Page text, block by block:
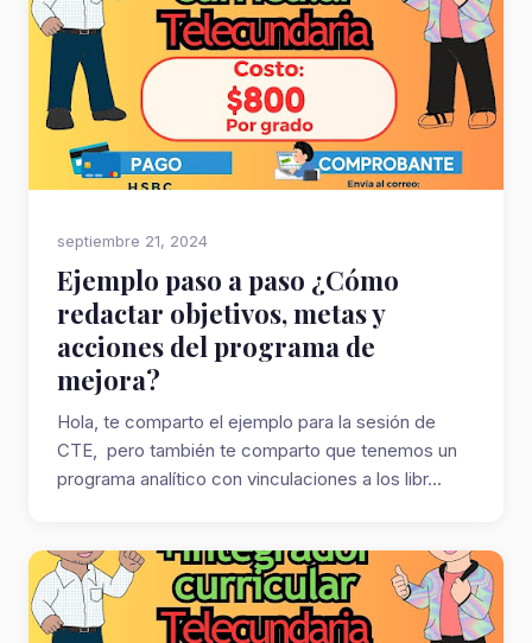
septiembre 21, 2024
Ejemplo paso a paso ¿Cómo
redactar objetivos, metas y
acciones del programa de
mejora?
Hola, te comparto el ejemplo para la sesión de
CTE, pero también te comparto que tenemos un
programa analítico con vinculaciones a los libr...